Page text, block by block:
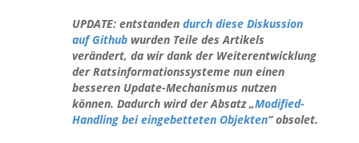
UPDATE: entstanden durch diese Diskussion
auf Github wurden Teile des Artikels
verändert, da wir dank der Weiterentwicklung
der Ratsinformationssysteme nun einen
besseren Update-Mechanismus nutzen
können. Dadurch wird der Absatz „Modified-
Handling bei eingebetteten Objekten“ obsolet.